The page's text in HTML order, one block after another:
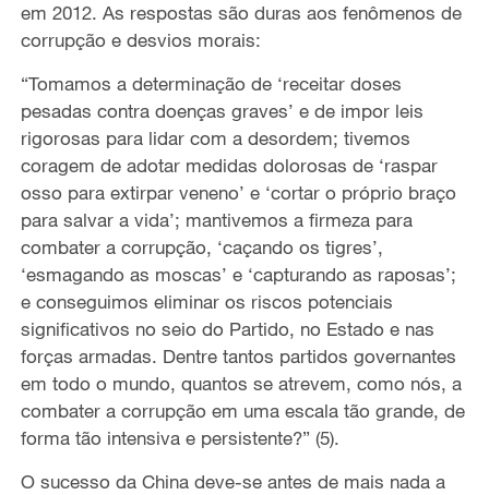
em 2012. As respostas são duras aos fenômenos de
corrupção e desvios morais:
“Tomamos a determinação de ‘receitar doses
pesadas contra doenças graves’ e de impor leis
rigorosas para lidar com a desordem; tivemos
coragem de adotar medidas dolorosas de ‘raspar
osso para extirpar veneno’ e ‘cortar o próprio braço
para salvar a vida’; mantivemos a firmeza para
combater a corrupção, ‘caçando os tigres’,
‘esmagando as moscas’ e ‘capturando as raposas’;
e conseguimos eliminar os riscos potenciais
significativos no seio do Partido, no Estado e nas
forças armadas. Dentre tantos partidos governantes
em todo o mundo, quantos se atrevem, como nós, a
combater a corrupção em uma escala tão grande, de
forma tão intensiva e persistente?” (5).
O sucesso da China deve-se antes de mais nada a